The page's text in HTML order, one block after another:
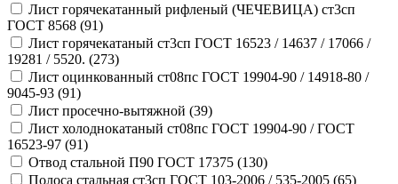
Лист горячекатанный рифленый (ЧЕЧЕВИЦА) ст3сп
ГОСТ 8568 (91)
Лист горячекатаный ст3сп ГОСТ 16523 / 14637 / 17066 /
19281 / 5520. (273)
Лист оцинкованный ст08пс ГОСТ 19904-90 / 14918-80 /
9045-93 (91)
Лист просечно-вытяжной (39)
Лист холоднокатаный ст08пс ГОСТ 19904-90 / ГОСТ
16523-97 (91)
Отвод стальной П90 ГОСТ 17375 (130)
Полоса стальная ст3сп ГОСТ 103-2006 / 535-2005 (65)